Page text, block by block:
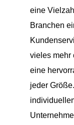
eine
Branchen
vieles mehr
eine
jeder